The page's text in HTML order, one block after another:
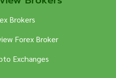
Brokers
Forex Broker
Exchanges